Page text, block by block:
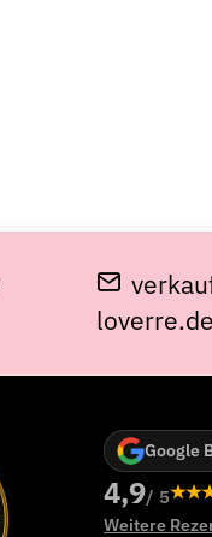
loverre.de
Google
4,9/ 5
Weitere